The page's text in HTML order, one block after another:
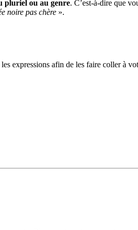
pluriel ou au genre. C’est-à-dire que
noire pas chère ».
expressions afin de les faire coller à